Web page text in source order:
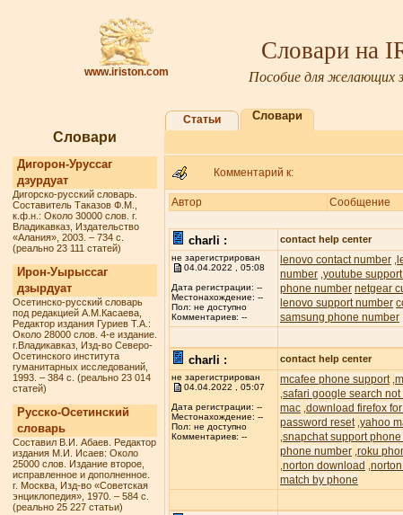
www.iriston.com
Словари на
Пособие для желающих
Словари
Дигорон-Уруссаг
дзурдуат
Дигорско-русский словарь.
Составитель Таказов Ф.М.,
к.ф.н.: Около 30000 слов. г.
Владикавказ, Издательство
«Алания», 2003. – 734 с.
(реально 23 111 статей)
Ирон-Уырыссаг
дзырдуат
Осетинско-русский словарь
под редакцией А.М.Касаева,
Редактор издания Гуриев Т.А.:
Около 28000 слов. 4-е издание.
г.Владикавказ, Изд-во Северо-
Осетинского института
гуманитарных исследований,
1993. – 384 с. (реально 23 014
статей)
Русско-Осетинский
словарь
Составил В.И. Абаев. Редактор
издания М.И. Исаев: Около
25000 слов. Издание второе,
исправленное и дополненное.
г. Москва, Изд-во «Советская
энциклопедия», 1970. – 584 с.
(реально 25 227 статьи)
Статьи Словари
Комментарий к:
Автор Сообщение
charli :
contact help center
не зарегистрирован
04.04.2022 , 05:08
Дата регистрации: --
Местонахождение: --
Пол: не доступно
Комментариев: --
lenovo contact number
number youtube
phone number netgear
lenovo support number
samsung phone number
charli : contact help center
не зарегистрирован
04.04.2022 , 05:07
Дата регистрации: --
Местонахождение: --
Пол: не доступно
Комментариев: --
mcafee phone support
safari google search not
mac download firefox
password reset yahoo
snapchat support
phone number roku
norton download
match by phone